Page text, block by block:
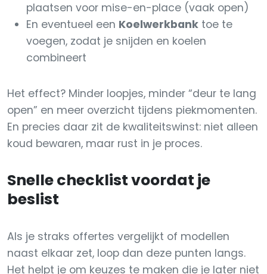
plaatsen voor mise-en-place (vaak open)
En eventueel een Koelwerkbank toe te
voegen, zodat je snijden en koelen
combineert
Het effect? Minder loopjes, minder “deur te lang
open” en meer overzicht tijdens piekmomenten.
En precies daar zit de kwaliteitswinst: niet alleen
koud bewaren, maar rust in je proces.
Snelle checklist voordat je
beslist
Als je straks offertes vergelijkt of modellen
naast elkaar zet, loop dan deze punten langs.
Het helpt je om keuzes te maken die je later niet